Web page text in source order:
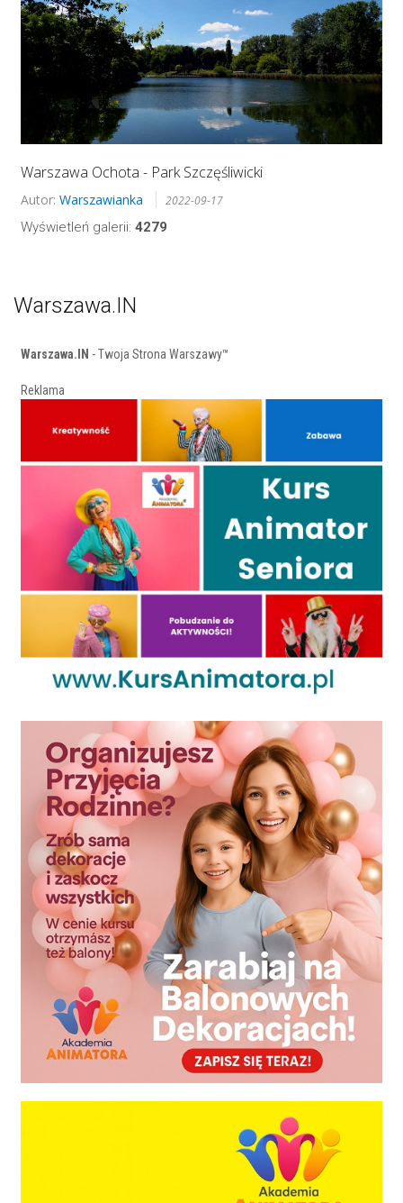
Warszawa Ochota - Park Szczęśliwicki
Autor: Warszawianka 2022-09-17
Wyświetleń galerii: 4279
Warszawa.IN
Warszawa.IN - Twoja Strona Warszawy™
Reklama